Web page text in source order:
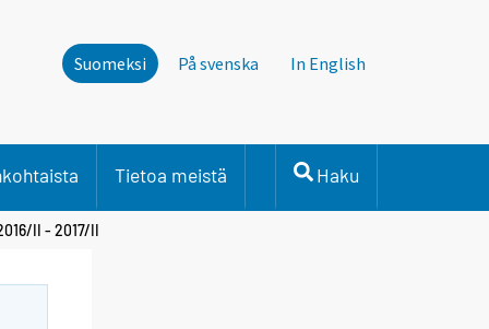
Suomeksi På svenska In English
Tietoa meistä Haku
II - 2017/II